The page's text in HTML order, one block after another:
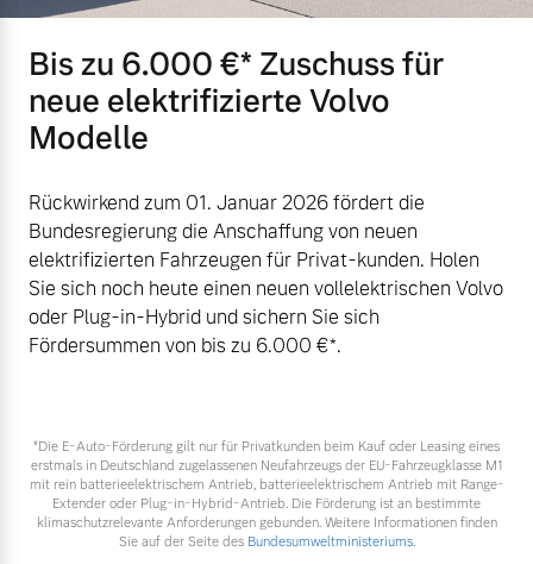
Mehr erfahren
Versicherung
Bis zu 6.000 €⁠* Zuschuss für
neue elektrifizierte Volvo
Modelle
Rückwirkend zum 01. Januar 2026 fördert die
Bundesregierung die Anschaffung von neuen
elektrifizierten Fahrzeugen für Privat-kunden. Holen
Sie sich noch heute einen neuen vollelektrischen Volvo
oder Plug-in-Hybrid und sichern Sie sich
Fördersummen von bis zu 6.000 €⁠*.
*Die E‑Auto-Förderung gilt nur für Privatkunden beim Kauf oder Leasing eines
erstmals in Deutschland zugelassenen Neufahrzeugs der EU-Fahrzeugklasse M1
mit rein batterieelektrischem Antrieb, batterieelektrischem Antrieb mit Range-
Extender oder Plug-in-Hybrid-Antrieb. Die Förderung ist an bestimmte
klimaschutzrelevante Anforderungen gebunden. Weitere Informationen finden
Sie auf der Seite des Bundesumweltministeriums.